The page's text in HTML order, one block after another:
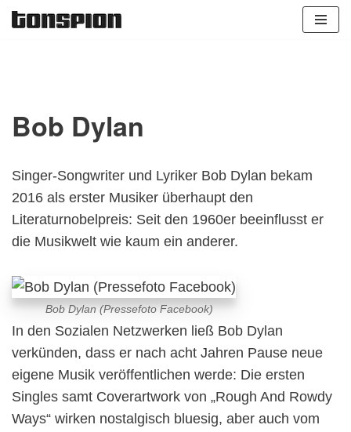
Bob Dylan
Singer-Songwriter und Lyriker Bob Dylan bekam
2016 als erster Musiker überhaupt den
Literaturnobelpreis: Seit den 1960er beeinflusst er
die Musikwelt wie kaum ein anderer.
Bob Dylan (Pressefoto Facebook)
In den Sozialen Netzwerken ließ Bob Dylan
verkünden, dass er nach acht Jahren Pause neue
eigene Musik veröffentlichen werde: Die ersten
Singles samt Coverartwork von „Rough And Rowdy
Ways“ wirken nostalgisch bluesig, aber auch vom